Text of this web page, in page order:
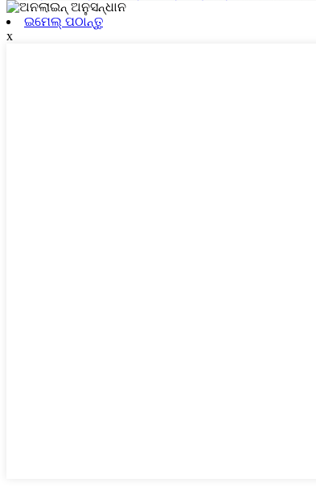
ଇମେଲ୍ ପଠାନ୍ତୁ
x